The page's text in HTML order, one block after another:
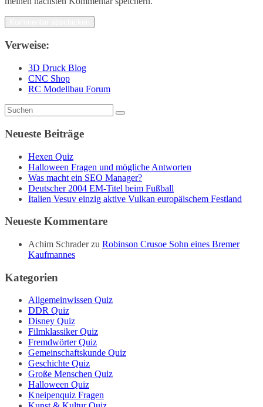
Verweise:
3D Druck Blog
CNC Shop
RC Modellbau Forum
Neueste Beiträge
Hexen Quiz
Halloween Fragen und mögliche Antworten
Was macht ein SEO Manager?
Deutscher 2004 EM-Titel beim Fußball
Italien Vesuv einzig aktive Vulkan europäischem Festland
Neueste Kommentare
Achim Schraderzu Robinson Crusoe Sohn eines Bremer
Kaufmannes
Kategorien
Allgemeinwissen Quiz
DDR Quiz
Disney Quiz
Filmklassiker Quiz
Fremdwörter Quiz
Gemeinschaftskunde Quiz
Geschichte Quiz
Große Menschen Quiz
Halloween Quiz
Kneipenquiz Fragen